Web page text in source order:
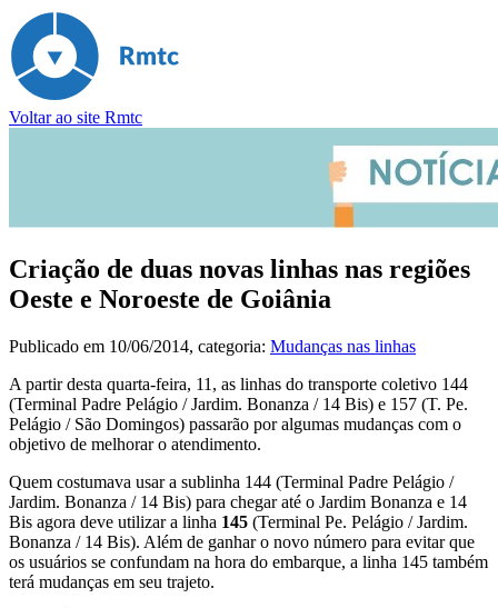
Voltar ao site Rmtc
Criação de duas novas linhas nas regiões
Oeste e Noroeste de Goiânia
Publicado em 10/06/2014, categoria: Mudanças nas linhas
A partir desta quarta-feira, 11, as linhas do transporte coletivo 144
(Terminal Padre Pelágio / Jardim. Bonanza / 14 Bis) e 157 (T. Pe.
Pelágio / São Domingos) passarão por algumas mudanças com o
objetivo de melhorar o atendimento.
Quem costumava usar a sublinha 144 (Terminal Padre Pelágio /
Jardim. Bonanza / 14 Bis) para chegar até o Jardim Bonanza e 14
Bis agora deve utilizar a linha 145 (Terminal Pe. Pelágio / Jardim.
Bonanza / 14 Bis). Além de ganhar o novo número para evitar que
os usuários se confundam na hora do embarque, a linha 145 também
terá mudanças em seu trajeto.